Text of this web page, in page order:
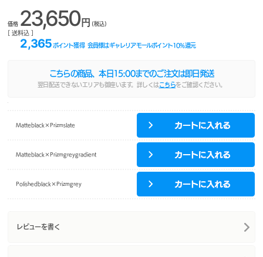
価格 23,650円 (税込)
[ 送料込 ]
2,365 ポイント獲得 会員様はギャレリアモールポイント10%還元
こちらの商品、本日 15:00までのご注文は即日発送
翌日配送できないエリアも御座います。詳しくは こちらをご確認ください。
Matteblack×Prizmslate
Matteblack×Prizmgreygradient
Polishedblack×Prizmgrey
レビューを書く